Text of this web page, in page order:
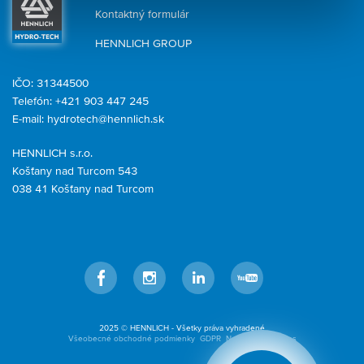
Kontaktný formulár
HENNLICH GROUP
HENNLICH s.r.o.
Košťany nad Turcom 543
038 41 Košťany nad Turcom
IČO: 31344500
Telefón: +421 903 447 245
E-mail: hydrotech@hennlich.sk
2025 © HENNLICH - Všetky práva vyhradené
Všeobecné obchodné podmienky GDPR Nastavenia cookies
FacebookInstagramLinkedIn YouTube